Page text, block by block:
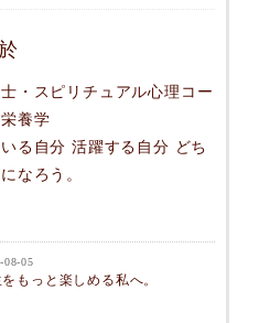
・スピリチュアル心理コー
養学
る自分 活躍する自分 どち
なろう。
08-05
をもっと楽しめる私へ。